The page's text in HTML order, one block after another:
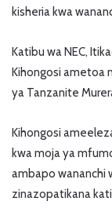
kisheria kwa
Katibu wa NEC,
Kihongosi ametoa
ya Tanzanite
Kihongosi
kwa moja ya
ambapo wananchi
zinazopatikana